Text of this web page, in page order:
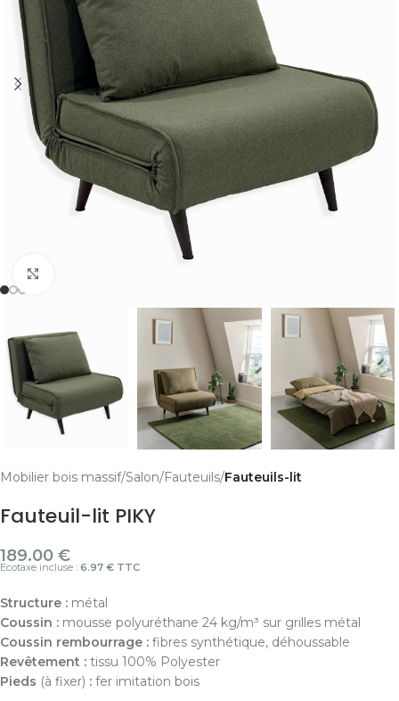
Mobilier bois massif Salon Fauteuils Fauteuils-lit
Fauteuil-lit PIKY
189.00 €
Ecotaxe incluse : 6.97 € TTC
Structure : métal
Coussin : mousse polyuréthane 24 kg/m³ sur grilles métal
Coussin rembourrage : fibres synthétique, déhoussable
Revêtement : tissu 100% Polyester
Pieds (à fixer) : fer imitation bois